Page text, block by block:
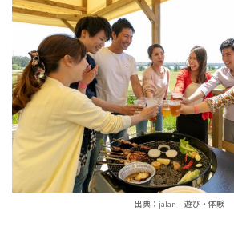
出典：jalan 遊び・体験